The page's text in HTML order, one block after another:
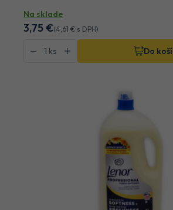
Na sklade
3,75 €(4,61 € s DPH)
Do